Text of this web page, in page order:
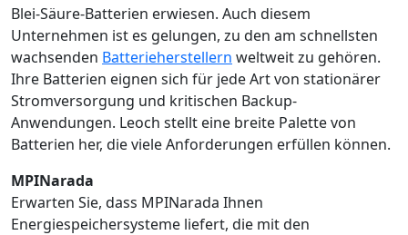
Blei-Säure-Batterien erwiesen. Auch diesem
Unternehmen ist es gelungen, zu den am schnellsten
wachsenden Batterieherstellern weltweit zu gehören.
Ihre Batterien eignen sich für jede Art von stationärer
Stromversorgung und kritischen Backup-
Anwendungen. Leoch stellt eine breite Palette von
Batterien her, die viele Anforderungen erfüllen können.
MPINarada
Erwarten Sie, dass MPINarada Ihnen
Energiespeichersysteme liefert, die mit den